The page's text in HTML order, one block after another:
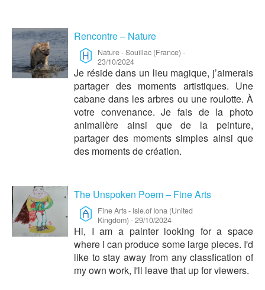
Rencontre – Nature
Nature-Souillac (France) -
23/10/2024
Je réside dans un lieu magique, j’aimerais
partager des moments artistiques. Une
cabane dans les arbres ou une roulotte. À
votre convenance. Je fais de la photo
animalière ainsi que de la peinture,
partager des moments simples ainsi que
des moments de création.
The Unspoken Poem – Fine Arts
Fine Arts- Isle.of Iona (United
Kingdom) -29/10/2024
Hi, I am a painter looking for a space
where I can produce some large pieces. I'd
like to stay away from any classfication of
my own work, I'll leave that up for viewers.